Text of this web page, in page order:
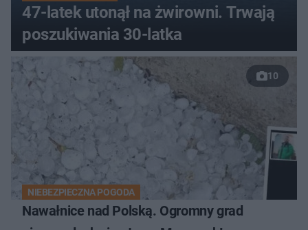
47-latek utonął na żwirowni. Trwają
poszukiwania 30-latka
10
NIEBEZPIECZNA POGODA
Nawałnice nad Polską. Ogromny grad